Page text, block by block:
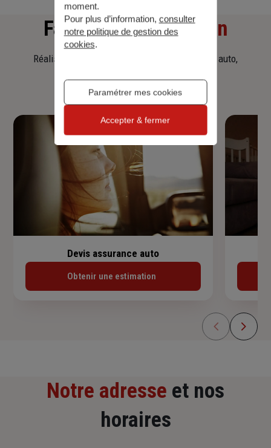
Faitesune simulation
Réalisez une simulation tarifaire d'assurance, auto,
Devis assurance auto
Obtenir une estimation
Notre adresse et nos
horaires
moment.
Pour plus d’information, consulter
notre politique de gestion des
cookies.
Paramétrer mes cookies
Accepter & fermer